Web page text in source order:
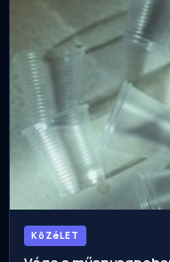
KöZéLET